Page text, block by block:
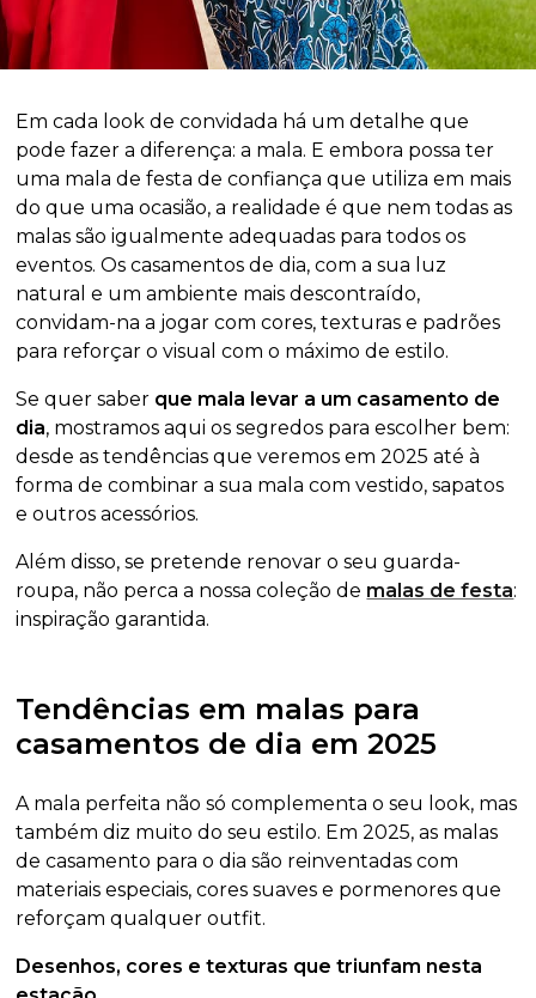
Em cada look de convidada há um detalhe que
pode fazer a diferença: a mala. E embora possa ter
uma mala de festa de confiança que utiliza em mais
do que uma ocasião, a realidade é que nem todas as
malas são igualmente adequadas para todos os
eventos. Os casamentos de dia, com a sua luz
natural e um ambiente mais descontraído,
convidam-na a jogar com cores, texturas e padrões
para reforçar o visual com o máximo de estilo.
Se quer saber que mala levar a um casamento de
dia, mostramos aqui os segredos para escolher bem:
desde as tendências que veremos em 2025 até à
forma de combinar a sua mala com vestido, sapatos
e outros acessórios.
Além disso, se pretende renovar o seu guarda-
roupa, não perca a nossa coleção de malas de festa:
inspiração garantida.
Tendências em malas para
casamentos de dia em 2025
A mala perfeita não só complementa o seu look, mas
também diz muito do seu estilo. Em 2025, as malas
de casamento para o dia são reinventadas com
materiais especiais, cores suaves e pormenores que
reforçam qualquer outfit.
Desenhos, cores e texturas que triunfam nesta